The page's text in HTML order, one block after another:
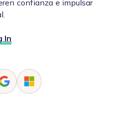
confianza e impulsar
In